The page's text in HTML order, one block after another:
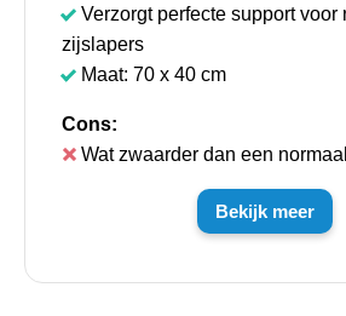
Verzorgt perfecte support voor
zijslapers
Maat: 70 x 40 cm
Cons:
Wat zwaarder dan een
Bekijk meer